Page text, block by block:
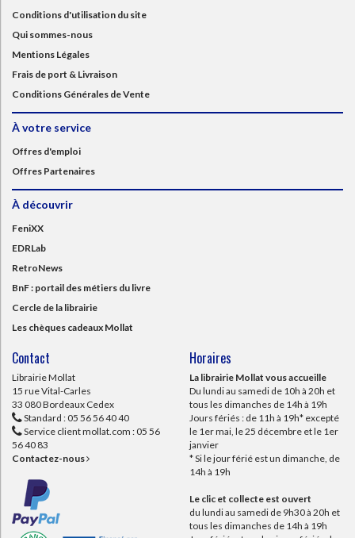
Conditions d'utilisation du site
Qui sommes-nous
Mentions Légales
Frais de port & Livraison
Conditions Générales de Vente
À votre service
Offres d'emploi
Offres Partenaires
À découvrir
FeniXX
EDRLab
RetroNews
BnF : portail des métiers du livre
Cercle de la librairie
Les chèques cadeaux Mollat
Contact
Librairie Mollat
15 rue Vital-Carles
33 080 Bordeaux Cedex
Standard : 05 56 56 40 40
Service client mollat.com : 05 56
56 40 83
Contactez-nous
Horaires
La librairie Mollat vous accueille
Du lundi au samedi de 10h à 20h et
tous les dimanches de 14h à 19h
Jours fériés : de 11h à 19h* excepté
le 1er mai, le 25 décembre et le 1er
janvier
* Si le jour férié est un dimanche, de
14h à 19h
Le clic et collecte est ouvert
du lundi au samedi de 9h30 à 20h et
tous les dimanches de 14h à 19h